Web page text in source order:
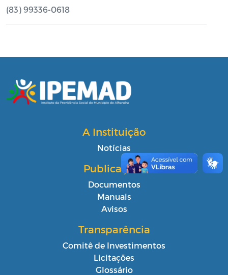
(83) 99336-0618
A Instituição
Notícias
Publicações
Documentos
Manuais
Avisos
Transparência
Comitê de Investimentos
Licitações
Glossário